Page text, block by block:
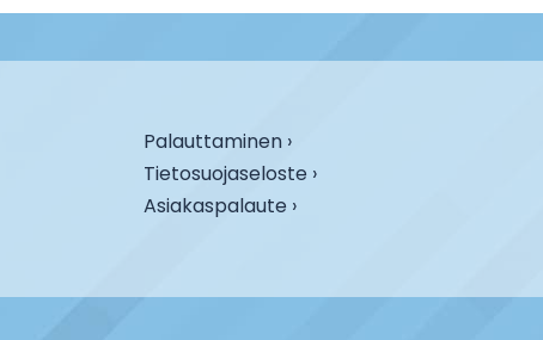
Palauttaminen ›
Tietosuojaseloste ›
Asiakaspalaute ›